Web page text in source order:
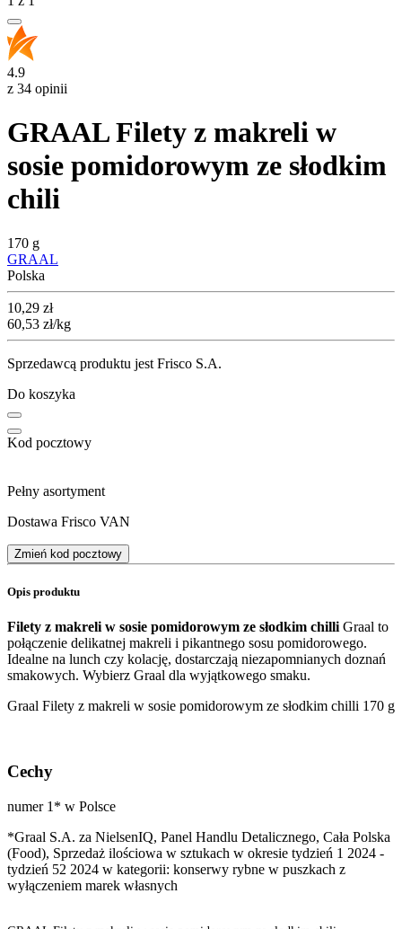
4.9
z 34 opinii
GRAAL Filety z makreli w
sosie pomidorowym ze słodkim
chili
170 g
GRAAL
Polska
Cena
10,29 zł
60,53 zł/kg
Sprzedawcą produktu jest Frisco S.A.
Do koszyka
Kod pocztowy
Pełny asortyment
Dostawa Frisco VAN
Zmień kod pocztowy
Opis produktu
Filety z makreli w sosie pomidorowym ze słodkim chilli Graal to
połączenie delikatnej makreli i pikantnego sosu pomidorowego.
Idealne na lunch czy kolację, dostarczają niezapomnianych doznań
smakowych. Wybierz Graal dla wyjątkowego smaku.
Graal Filety z makreli w sosie pomidorowym ze słodkim chilli 170 g
Cechy
numer 1* w Polsce
*Graal S.A. za NielsenIQ, Panel Handlu Detalicznego, Cała Polska
(Food), Sprzedaż ilościowa w sztukach w okresie tydzień 1 2024 -
tydzień 52 2024 w kategorii: konserwy rybne w puszkach z
wyłączeniem marek własnych